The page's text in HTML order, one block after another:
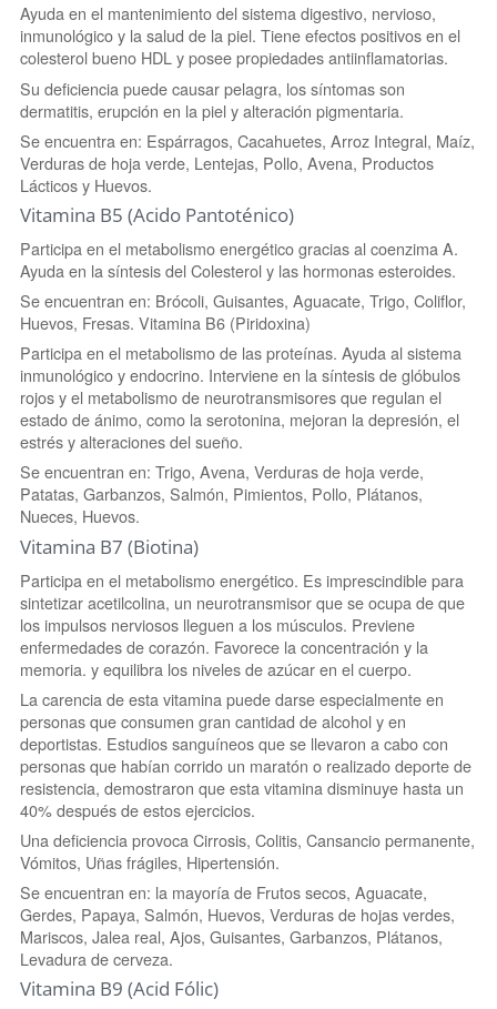
Ayuda en el mantenimiento del sistema digestivo, nervioso,
inmunológico y la salud de la piel. Tiene efectos positivos en el
colesterol bueno HDL y posee propiedades antiinflamatorias.
Su deficiencia puede causar pelagra, los síntomas son
dermatitis, erupción en la piel y alteración pigmentaria.
Se encuentra en: Espárragos, Cacahuetes, Arroz Integral, Maíz,
Verduras de hoja verde, Lentejas, Pollo, Avena, Productos
Lácticos y Huevos.
Vitamina B5 (Acido Pantoténico)
Participa en el metabolismo energético gracias al coenzima A.
Ayuda en la síntesis del Colesterol y las hormonas esteroides.
Se encuentran en: Brócoli, Guisantes, Aguacate, Trigo, Coliflor,
Huevos, Fresas. Vitamina B6 (Piridoxina)
Participa en el metabolismo de las proteínas. Ayuda al sistema
inmunológico y endocrino. Interviene en la síntesis de glóbulos
rojos y el metabolismo de neurotransmisores que regulan el
estado de ánimo, como la serotonina, mejoran la depresión, el
estrés y alteraciones del sueño.
Se encuentran en: Trigo, Avena, Verduras de hoja verde,
Patatas, Garbanzos, Salmón, Pimientos, Pollo, Plátanos,
Nueces, Huevos.
Vitamina B7 (Biotina)
Participa en el metabolismo energético. Es imprescindible para
sintetizar acetilcolina, un neurotransmisor que se ocupa de que
los impulsos nerviosos lleguen a los músculos. Previene
enfermedades de corazón. Favorece la concentración y la
memoria. y equilibra los niveles de azúcar en el cuerpo.
La carencia de esta vitamina puede darse especialmente en
personas que consumen gran cantidad de alcohol y en
deportistas. Estudios sanguíneos que se llevaron a cabo con
personas que habían corrido un maratón o realizado deporte de
resistencia, demostraron que esta vitamina disminuye hasta un
40% después de estos ejercicios.
Una deficiencia provoca Cirrosis, Colitis, Cansancio permanente,
Vómitos, Uñas frágiles, Hipertensión.
Se encuentran en: la mayoría de Frutos secos, Aguacate,
Gerdes, Papaya, Salmón, Huevos, Verduras de hojas verdes,
Mariscos, Jalea real, Ajos, Guisantes, Garbanzos, Plátanos,
Levadura de cerveza.
Vitamina B9 (Acid Fólic)